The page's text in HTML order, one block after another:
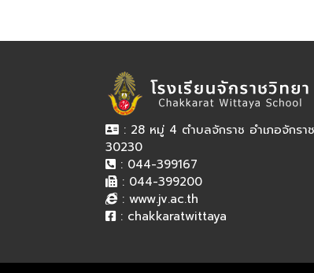
: 28 หมู่ 4 ตำบลจักราช อำเภอจักร
30230
: 044-399167
: 044-399200
: www.jv.ac.th
: chakkaratwittaya